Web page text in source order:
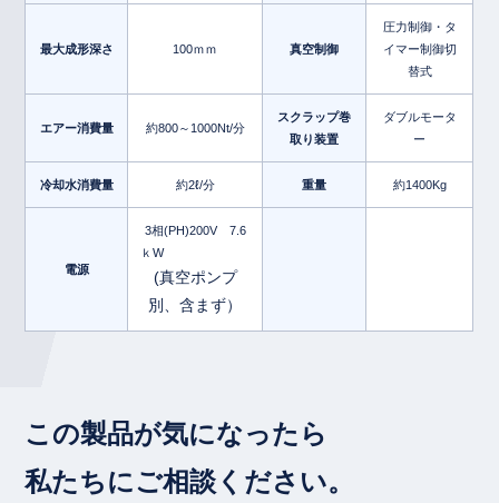
最大成形深さ 100ｍｍ 真空制御
圧力制御・タ
イマー制御切
替式
エアー消費量 約800～1000Nt/分
スクラップ巻
取り装置
ダブルモータ
ー
冷却水消費量 約2ℓ/分 重量 約1400Kg
電源
3相(PH)200V 7.6
ｋW
(真空ポンプ
別、含まず）
この製品が気になったら
私たちにご相談ください。